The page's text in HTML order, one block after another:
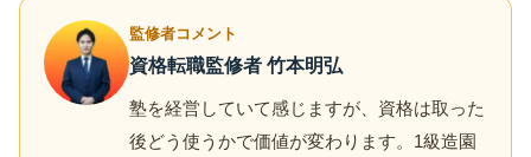
監修者コメント
資格転職監修者 竹本明弘
塾を経営していて感じますが、資格は取った
後どう使うかで価値が変わります。1級造園